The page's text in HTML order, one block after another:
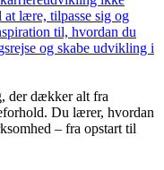
lære, tilpasse sig og
til, hvordan du
og skabe udvikling i
der dækker alt fra
Du lærer, hvordan
– fra opstart til